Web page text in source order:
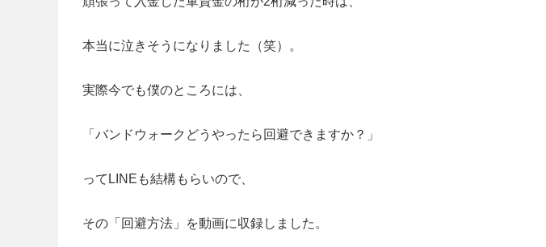
本当に泣きそうになりました（笑）。
実際今でも僕のところには、
「バンドウォークどうやったら回避できますか？」
ってLINEも結構もらいので、
その「回避方法」を動画に収録しました。